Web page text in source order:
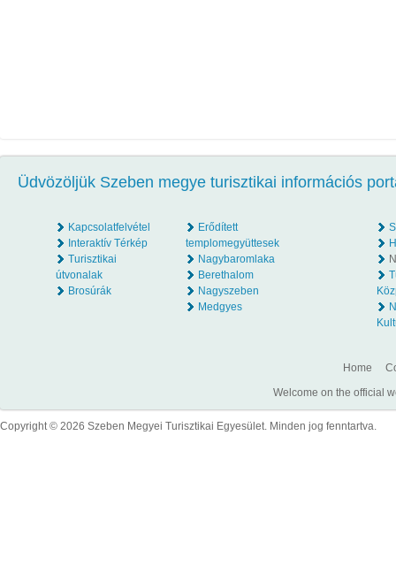
Üdvözöljük Szeben megye turisztikai információs
Kapcsolatfelvétel
Interaktív Térkép
Turisztikai
útvonalak
Brosúrák
Erődített
templomegyüttesek
Nagybaromlaka
Berethalom
Nagyszeben
Medgyes
Home
Welcome on the official
Copyright © 2026 Szeben Megyei Turisztikai Egyesület. Minden jog fenntartva.